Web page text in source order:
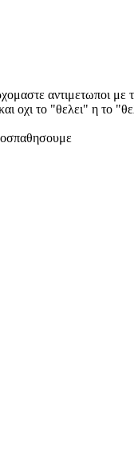
αντιμετωποι
οχι το "θελει" η το